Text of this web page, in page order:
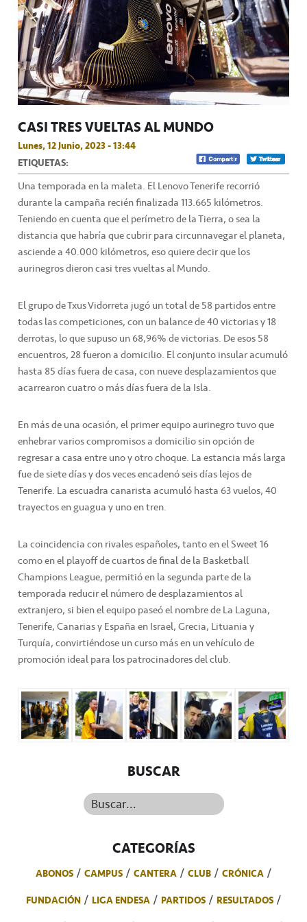
CASI TRES VUELTAS AL MUNDO
Lunes, 12 Junio, 2023 - 13:44
ETIQUETAS:
Una temporada en la maleta. El Lenovo Tenerife recorrió
durante la campaña recién finalizada 113.665 kilómetros.
Teniendo en cuenta que el perímetro de la Tierra, o sea la
distancia que habría que cubrir para circunnavegar el planeta,
asciende a 40.000 kilómetros, eso quiere decir que los
aurinegros dieron casi tres vueltas al Mundo.
El grupo de Txus Vidorreta jugó un total de 58 partidos entre
todas las competiciones, con un balance de 40 victorias y 18
derrotas, lo que supuso un 68,96% de victorias. De esos 58
encuentros, 28 fueron a domicilio. El conjunto insular acumuló
hasta 85 días fuera de casa, con nueve desplazamientos que
acarrearon cuatro o más días fuera de la Isla.
En más de una ocasión, el primer equipo aurinegro tuvo que
enhebrar varios compromisos a domicilio sin opción de
regresar a casa entre uno y otro choque. La estancia más larga
fue de siete días y dos veces encadenó seis días lejos de
Tenerife. La escuadra canarista acumuló hasta 63 vuelos, 40
trayectos en guagua y uno en tren.
La coincidencia con rivales españoles, tanto en el Sweet 16
como en el playoff de cuartos de final de la Basketball
Champions League, permitió en la segunda parte de la
temporada reducir el número de desplazamientos al
extranjero, si bien el equipo paseó el nombre de La Laguna,
Tenerife, Canarias y España en Israel, Grecia, Lituania y
Turquía, convirtiéndose un curso más en un vehículo de
promoción ideal para los patrocinadores del club.
BUSCAR
Buscar...
CATEGORÍAS
ABONOS CAMPUS CANTERA CLUB
CRÓNICA
FUNDACIÓN
LIGA ENDESA PARTIDOS
RESULTADOS